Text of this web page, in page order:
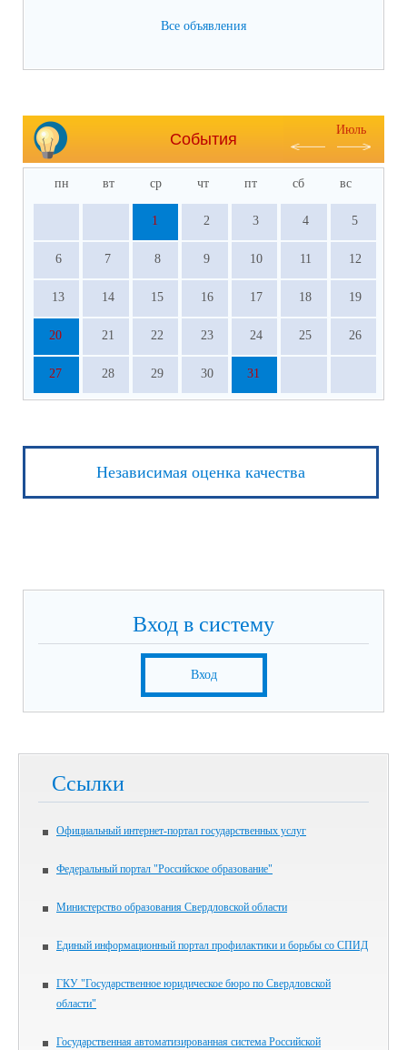
Все объявления
События
Июль
пн вт ср чт пт сб вс
1 2 3 4 5
6 7 8 9 10 11 12
13 14 15 16 17 18 19
20 21 22 23 24 25 26
27 28 29 30 31
Независимая оценка качества
Вход в систему
Вход
Ссылки
Официальный интернет-портал государственных услуг
Федеральный портал "Российское образование"
Министерство образования Свердловской области
Единый информационный портал профилактики и борьбы со СПИД
ГКУ "Государственное юридическое бюро по Свердловской
области"
Государственная автоматизированная система Российской